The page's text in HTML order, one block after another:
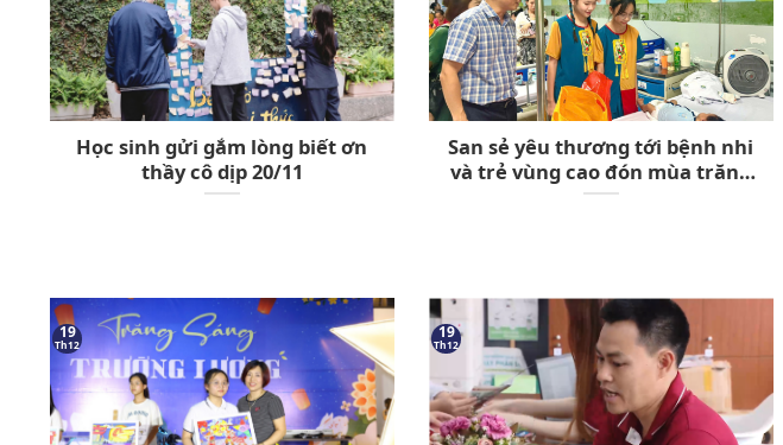
Học sinh gửi gắm lòng biết ơn
thầy cô dịp 20/11
San sẻ yêu thương tới bệnh nhi
và trẻ vùng cao đón mùa trăng
an lành
19
Th12
19
Th12